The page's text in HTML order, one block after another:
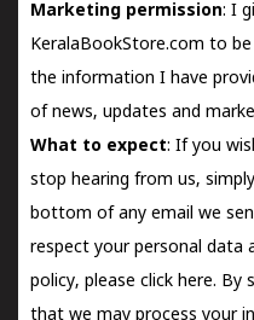
Marketing permission: I
KeralaBookStore.com to
the information I have
of news, updates and
What to expect: If you
stop hearing from us,
bottom of any email we
respect your personal data
policy, please click here. By
that we may process your